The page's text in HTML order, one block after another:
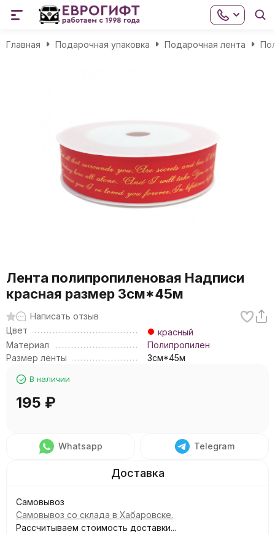
Главная Подарочная упаковка Подарочная лента
Лента полипропиленовая Надписи
красная размер 3см*45м
Написать отзыв
Цвет
красный
Материал
Полипропилен
Размер ленты
3см*45м
В наличии
195 ₽
Whatsapp Telegram
Самовывоз
Самовывоз со склада в Хабаровске.
Рассчитываем стоимость доставки...